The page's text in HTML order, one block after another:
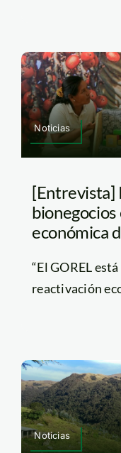
Noticias
[Entrevista]
económica
“El GOREL
reactivación
Noticias